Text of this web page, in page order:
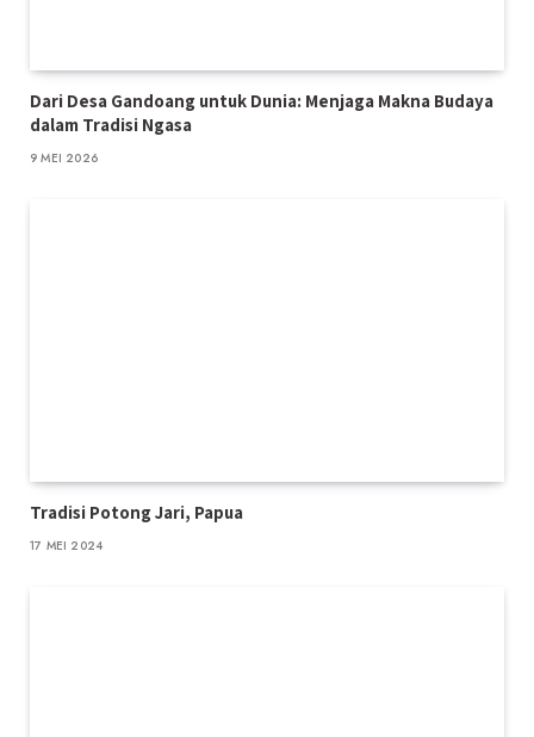
Dari Desa Gandoang untuk Dunia: Menjaga Makna Budaya
dalam Tradisi Ngasa
9 MEI 2026
Tradisi Potong Jari, Papua
17 MEI 2024